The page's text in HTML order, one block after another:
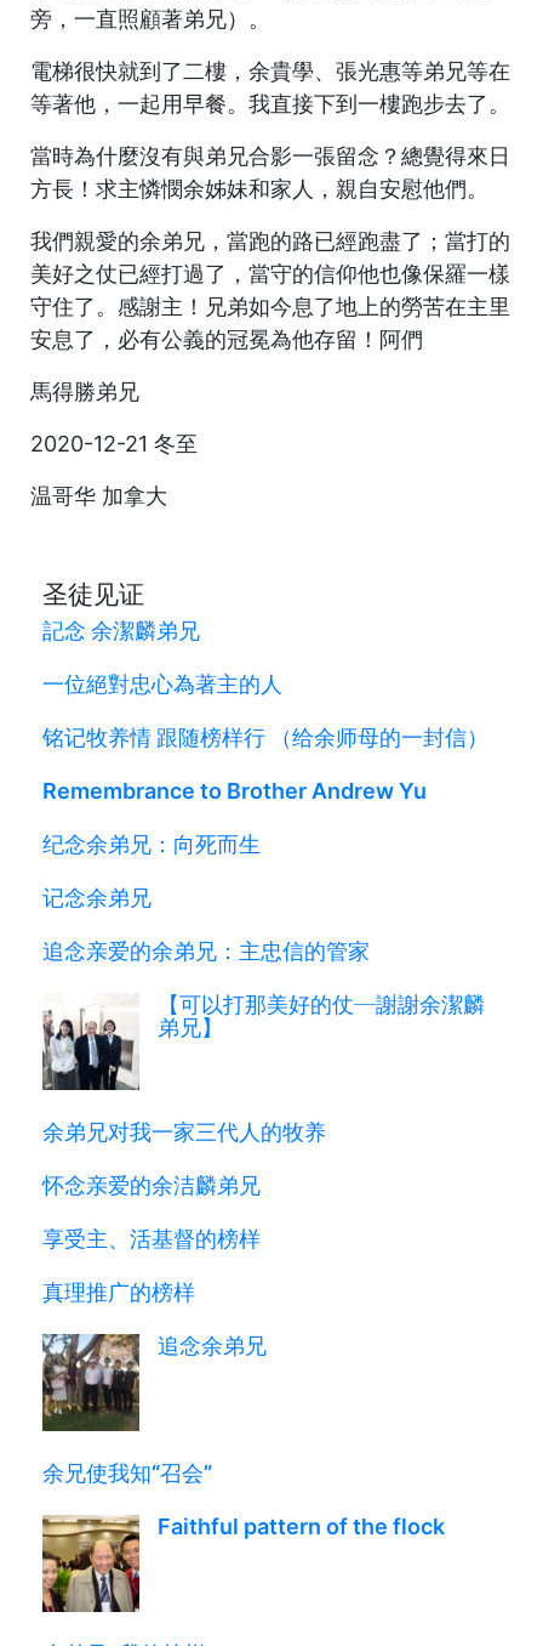
旁，一直照顧著弟兄）。
電梯很快就到了二樓，余貴學、張光惠等弟兄等在
等著他，一起用早餐。我直接下到一樓跑步去了。
當時為什麼沒有與弟兄合影一張留念？總覺得來日
方長！求主憐憫余姊妹和家人，親自安慰他們。
我們親愛的余弟兄，當跑的路已經跑盡了；當打的
美好之仗已經打過了，當守的信仰他也像保羅一樣
守住了。感謝主！兄弟如今息了地上的勞苦在主里
安息了，必有公義的冠冕為他存留！阿們
馬得勝弟兄
2020-12-21 冬至
温哥华 加拿大
圣徒见证
記念 余潔麟弟兄
一位絕對忠心為著主的人
铭记牧养情 跟随榜样行 （给余师母的一封信）
Remembrance to Brother Andrew Yu
纪念余弟兄：向死而生
记念余弟兄
追念亲爱的余弟兄：主忠信的管家
【可以打那美好的仗─謝謝余潔麟
弟兄】
余弟兄对我一家三代人的牧养
怀念亲爱的余洁麟弟兄
享受主、活基督的榜样
真理推广的榜样
追念余弟兄
余兄使我知“召会”
Faithful pattern of the flock